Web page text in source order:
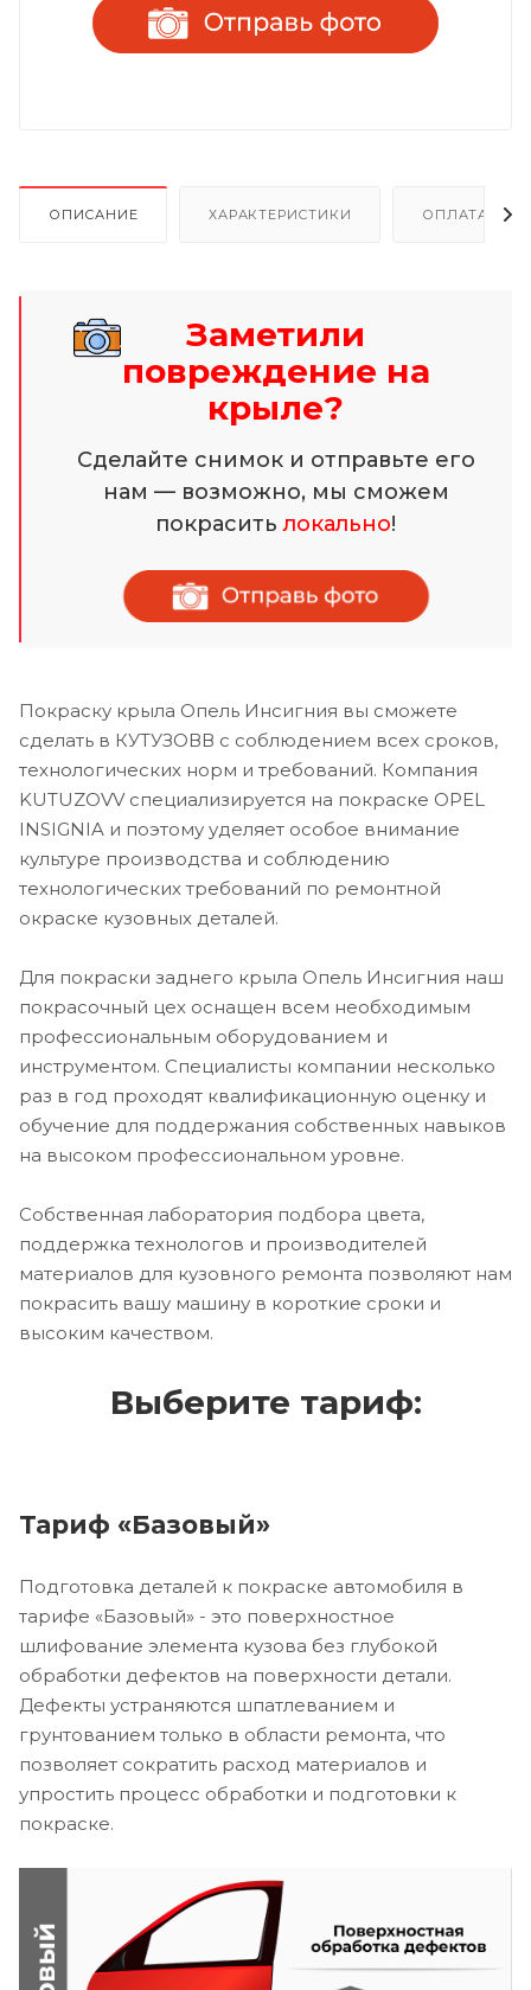
ОПИСАНИЕ ХАРАКТЕРИСТИКИ ОПЛАТА И
Заметили
повреждение на
крыле?
Сделайте снимок и отправьте его
нам — возможно, мы сможем
покраситьлокально!
Покраску крыла Опель Инсигния вы сможете
сделать в КУТУЗОВВ с соблюдением всех сроков,
технологических норм и требований. Компания
KUTUZOVV специализируется на покраске OPEL
INSIGNIA и поэтому уделяет особое внимание
культуре производства и соблюдению
технологических требований по ремонтной
окраске кузовных деталей.
Для покраски заднего крыла Опель Инсигния наш
покрасочный цех оснащен всем необходимым
профессиональным оборудованием и
инструментом. Специалисты компании несколько
раз в год проходят квалификационную оценку и
обучение для поддержания собственных навыков
на высоком профессиональном уровне.
Собственная лаборатория подбора цвета,
поддержка технологов и производителей
материалов для кузовного ремонта позволяют нам
покрасить вашу машину в короткие сроки и
высоким качеством.
Выберите тариф:
Тариф «Базовый»
Подготовка деталей к покраске автомобиля в
тарифе «Базовый» - это поверхностное
шлифование элемента кузова без глубокой
обработки дефектов на поверхности детали.
Дефекты устраняются шпатлеванием и
грунтованием только в области ремонта, что
позволяет сократить расход материалов и
упростить процесс обработки и подготовки к
покраске.